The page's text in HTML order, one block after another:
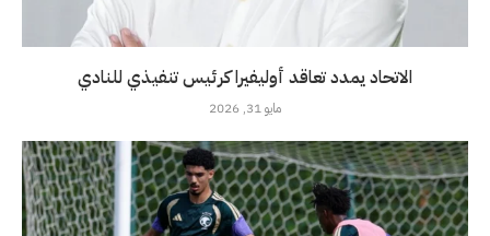
الاتحاد يمدد تعاقد أوليفيرا كرئيس تنفيذي للنادي
مايو 31, 2026